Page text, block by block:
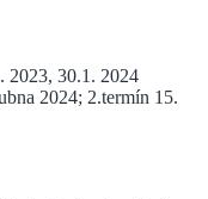
2023, 30.1. 2024
2024; 2.termín 15.